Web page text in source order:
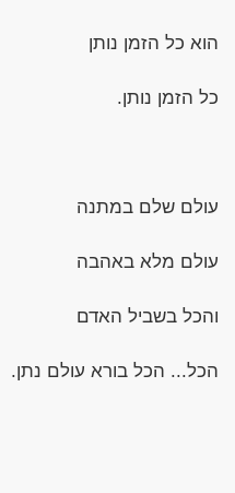
הוא כל הזמן נותן
כל הזמן נותן.
עולם שלם במתנה
עולם מלא באהבה
והכל בשביל האדם
הכל... הכל בורא עולם נתן.